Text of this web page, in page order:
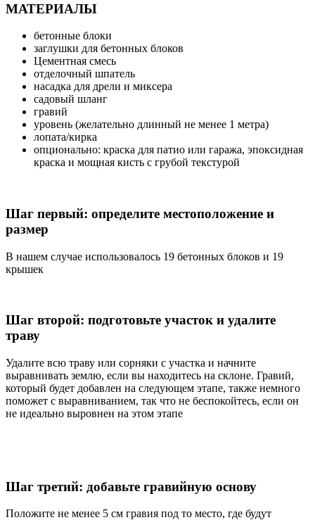
МАТЕРИАЛЫ
бетонные блоки
заглушки для бетонных блоков
Цементная смесь
отделочный шпатель
насадка для дрели и миксера
садовый шланг
гравий
уровень (желательно длинный не менее 1 метра)
лопата/кирка
опционально: краска для патио или гаража, эпоксидная
краска и мощная кисть с грубой текстурой
Шаг первый: определите местоположение и
размер
В нашем случае использовалось 19 бетонных блоков и 19
крышек
Шаг второй: подготовьте участок и удалите
траву
Удалите всю траву или сорняки с участка и начните
выравнивать землю, если вы находитесь на склоне. Гравий,
который будет добавлен на следующем этапе, также немного
поможет с выравниванием, так что не беспокойтесь, если он
не идеально выровнен на этом этапе
Шаг третий: добавьте гравийную основу
Положите не менее 5 см гравия под то место, где будут